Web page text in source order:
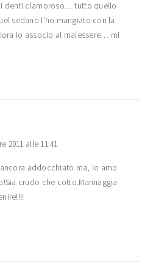
denti clamoroso… tutto quello
sedano l’ho mangiato con la
lo associo al malessere… mi
2011 alle 11:41
addocchiato ma, lo amo
crudo che cotto.Mannaggia